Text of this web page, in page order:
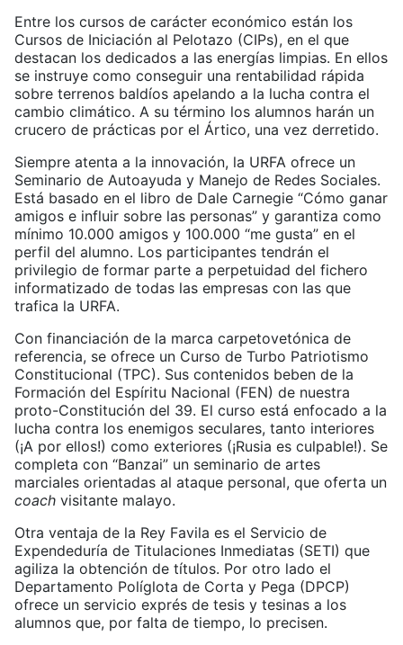
Entre los cursos de carácter económico están los
Cursos de Iniciación al Pelotazo (CIPs), en el que
destacan los dedicados a las energías limpias. En ellos
se instruye como conseguir una rentabilidad rápida
sobre terrenos baldíos apelando a la lucha contra el
cambio climático. A su término los alumnos harán un
crucero de prácticas por el Ártico, una vez derretido.
Siempre atenta a la innovación, la URFA ofrece un
Seminario de Autoayuda y Manejo de Redes Sociales.
Está basado en el libro de Dale Carnegie “Cómo ganar
amigos e influir sobre las personas” y garantiza como
mínimo 10.000 amigos y 100.000 “me gusta” en el
perfil del alumno. Los participantes tendrán el
privilegio de formar parte a perpetuidad del fichero
informatizado de todas las empresas con las que
trafica la URFA.
Con financiación de la marca carpetovetónica de
referencia, se ofrece un Curso de Turbo Patriotismo
Constitucional (TPC). Sus contenidos beben de la
Formación del Espíritu Nacional (FEN) de nuestra
proto-Constitución del 39. El curso está enfocado a la
lucha contra los enemigos seculares, tanto interiores
(¡A por ellos!) como exteriores (¡Rusia es culpable!). Se
completa con “Banzai” un seminario de artes
marciales orientadas al ataque personal, que oferta un
coach visitante malayo.
Otra ventaja de la Rey Favila es el Servicio de
Expendeduría de Titulaciones Inmediatas (SETI) que
agiliza la obtención de títulos. Por otro lado el
Departamento Políglota de Corta y Pega (DPCP)
ofrece un servicio exprés de tesis y tesinas a los
alumnos que, por falta de tiempo, lo precisen.